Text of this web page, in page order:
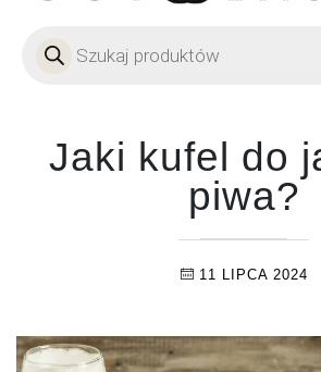
Jaki kufel do
piwa?
11 LIPCA 2024